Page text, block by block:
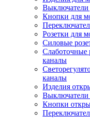
Выключатели
Кнопки для
Розетки для
Силовые
Слаботочные
каналы
каналы
Изделия
Выключатели
Кнопки